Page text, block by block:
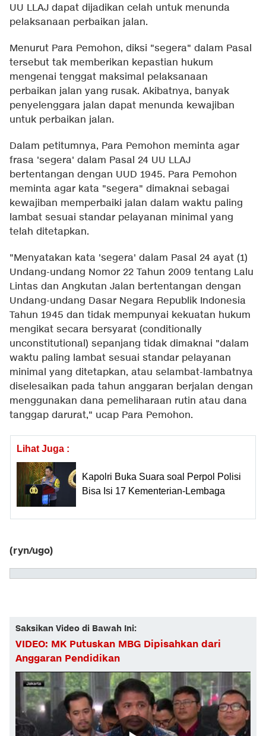
UU LLAJ dapat dijadikan celah untuk menunda
pelaksanaan perbaikan jalan.
Menurut Para Pemohon, diksi "segera" dalam Pasal
tersebut tak memberikan kepastian hukum
mengenai tenggat maksimal pelaksanaan
perbaikan jalan yang rusak. Akibatnya, banyak
penyelenggara jalan dapat menunda kewajiban
untuk perbaikan jalan.
Dalam petitumnya, Para Pemohon meminta agar
frasa 'segera' dalam Pasal 24 UU LLAJ
bertentangan dengan UUD 1945. Para Pemohon
meminta agar kata "segera" dimaknai sebagai
kewajiban memperbaiki jalan dalam waktu paling
lambat sesuai standar pelayanan minimal yang
telah ditetapkan.
"Menyatakan kata 'segera' dalam Pasal 24 ayat (1)
Undang-undang Nomor 22 Tahun 2009 tentang Lalu
Lintas dan Angkutan Jalan bertentangan dengan
Undang-undang Dasar Negara Republik Indonesia
Tahun 1945 dan tidak mempunyai kekuatan hukum
mengikat secara bersyarat (conditionally
unconstitutional) sepanjang tidak dimaknai "dalam
waktu paling lambat sesuai standar pelayanan
minimal yang ditetapkan, atau selambat-lambatnya
diselesaikan pada tahun anggaran berjalan dengan
menggunakan dana pemeliharaan rutin atau dana
tanggap darurat," ucap Para Pemohon.
Lihat Juga :
Kapolri Buka Suara soal Perpol Polisi
Bisa Isi 17 Kementerian-Lembaga
(ryn/ugo)
Saksikan Video di Bawah Ini:
VIDEO: MK Putuskan MBG Dipisahkan dari
Anggaran Pendidikan